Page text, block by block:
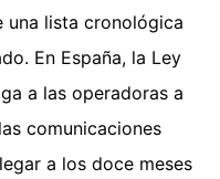
una lista cronológica
En España, la Ley
a las operadoras a
comunicaciones
a los doce meses